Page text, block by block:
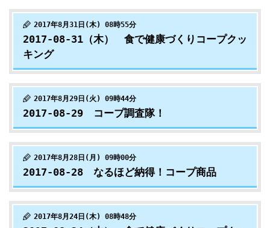
2017年8月31日(木) 08時55分
2017-08-31（木） 食で健康づくりコープクッ
キング
2017年8月29日(火) 09時44分
2017-08-29 コープ調査隊！
2017年8月28日(月) 09時00分
2017-08-28 なるほど納得！コープ商品
2017年8月24日(木) 08時48分